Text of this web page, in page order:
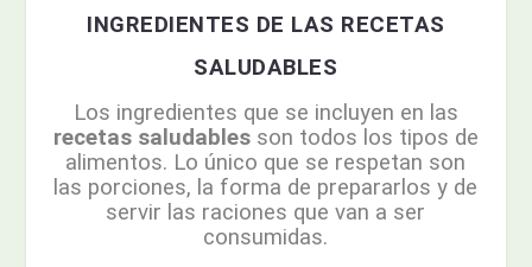
INGREDIENTES DE LAS RECETAS
SALUDABLES
Los ingredientes que se incluyen en las
recetas saludablesson todos los tipos de
alimentos. Lo único que se respetan son
las porciones, la forma de prepararlos y de
servir las raciones que van a ser
consumidas.